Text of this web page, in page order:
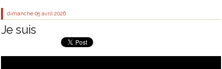
dimanche 05 avril 2026
Je suis